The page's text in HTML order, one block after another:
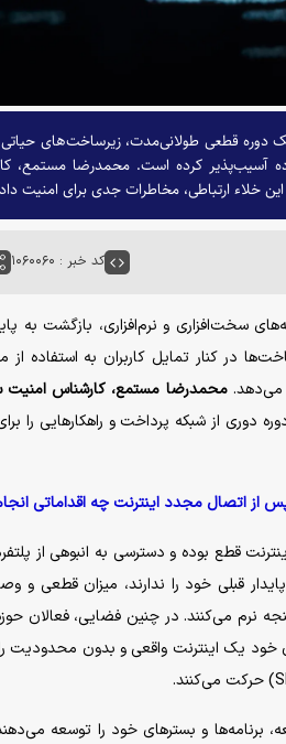
قطعی طولانی‌مدت، زیرساخت‌های
ساده آسیب‌پذیر کرده است. محمدرضا
خلاء ارتباطی، مخاطرات جدی برای امنیت
کد خبر : ۱۰۶۰۰۶۰
سخت‌افزاری و نرم‌افزاری، بازگشت به
در کنار تمایل کاربران به استفاده از
می‌دهد.محمدرضا مستمع، کارشناس
دوری از شبکه پرداخت و راهکار‌هایی را
از اتصال مجدد اینترنت چه اقداماتی
امر این است که اکنون ۹۰ روز اینترنت قطع بوده و
قبلی خود را ندارند، میزان قطعی و
می‌کنند. در چنین فضایی، فعالان حوزه
خود یک اینترنت واقعی و بدون محدودیت
برنامه‌ها و بستر‌های خود را توسعه